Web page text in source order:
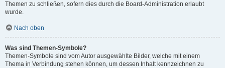
Themen zu schließen, sofern dies durch die Board-Administration erlaubt
wurde.
Nach oben
Was sind Themen-Symbole?
Themen-Symbole sind vom Autor ausgewählte Bilder, welche mit einem
Thema in Verbindung stehen können, um dessen Inhalt kennzeichnen zu